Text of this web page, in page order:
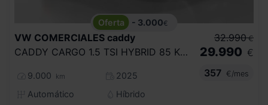
- 3.000€
VW COMERCIALES caddy
CADDY CARGO 1.5 TSI HYBRID 85 KW (116 CV) / 85 KW (116 CV) DSG 6 VEL.
9.000 km
2025
Automático
Híbrido
32.990 €
29.990 €
357
€/mes